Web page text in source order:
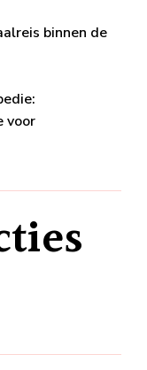
binnen de
voor